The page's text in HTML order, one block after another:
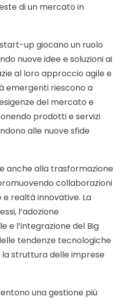
di un mercato in
up giocano un ruolo
nuove idee e soluzioni ai
al loro approccio agile e
emergenti riescono a
del mercato e
prodotti e servizi
alle nuove sfide
anche alla trasformazione
collaborazioni
realtà innovative. La
l’adozione
e l’integrazione del Big
tendenze tecnologiche
struttura delle imprese
una gestione più